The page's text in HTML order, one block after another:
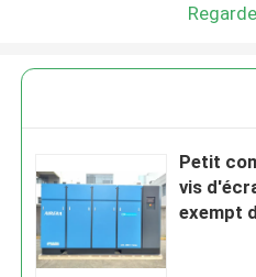
Petit
vis
exempt